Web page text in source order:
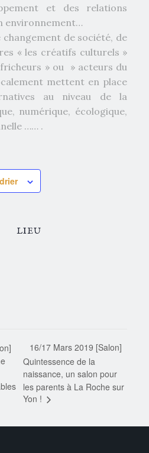
et des relations
environnement…
de société, de
« les créatifs culturels »
» ou » acteurs du
mettent en place
au niveau de la
numérique, écologique,
…… .
LIEU
16/17 Mars 2019 [Salon]
Quintessence de la
naissance, un salon pour
les parents à La Roche sur
Yon !